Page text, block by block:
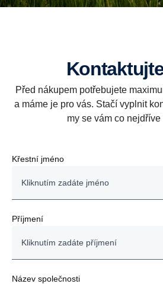
Před nákupem potřebujete
a máme je pro vás. Stačí vyplnit
my se vám co nejdříve
Křestní jméno
Příjmení
Název společnosti